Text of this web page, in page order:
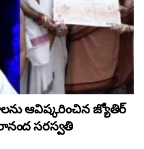
ఆవిష్కరించిన జ్యోతిర్
సరస్వతి